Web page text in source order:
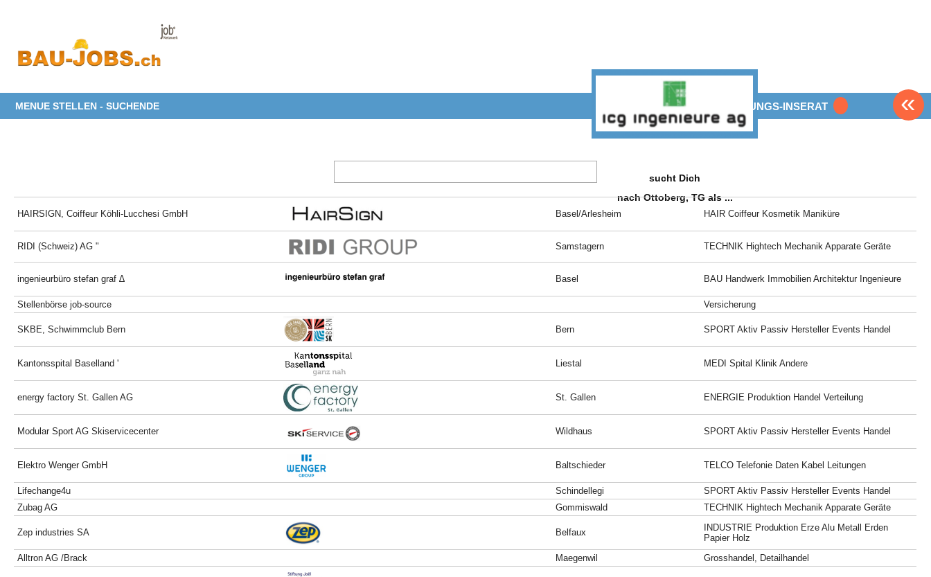
sucht Dich
nach Ottoberg, TG als ...
MENUE STELLEN - SUCHENDE BEWERBUNGS-INSERAT «
HAIRSIGN, Coiffeur Köhli-Lucchesi GmbH Basel/Arlesheim HAIR Coiffeur Kosmetik Maniküre
RIDI (Schweiz) AG " Samstagern TECHNIK Hightech Mechanik Apparate Geräte
ingenieurbüro stefan graf ∆ Basel BAU Handwerk Immobilien Architektur Ingenieure
Stellenbörse job-source Versicherung
SKBE, Schwimmclub Bern Bern SPORT Aktiv Passiv Hersteller Events Handel
Kantonsspital Baselland ' Liestal MEDI Spital Klinik Andere
energy factory St. Gallen AG St. Gallen ENERGIE Produktion Handel Verteilung
Modular Sport AG Skiservicecenter Wildhaus SPORT Aktiv Passiv Hersteller Events Handel
Elektro Wenger GmbH Baltschieder TELCO Telefonie Daten Kabel Leitungen
Lifechange4u Schindellegi
SPORT Aktiv Passiv Hersteller Events Handel
Zubag AG
Gommiswald TECHNIK Hightech Mechanik Apparate Geräte
Zep industries SA Belfaux
INDUSTRIE Produktion Erze Alu Metall Erden
Papier Holz
Alltron AG /Brack
Maegenwil Grosshandel, Detailhandel